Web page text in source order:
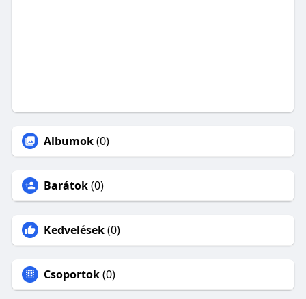
Albumok(0)
Barátok(0)
Kedvelések(0)
Csoportok(0)